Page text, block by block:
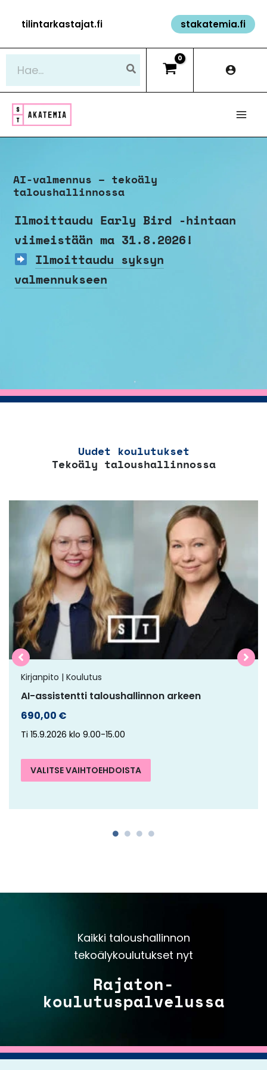
sisältöön
tilintarkastajat.fi stakatemia.fi
AI-valmennus – tekoäly
taloushallinnossa
Ilmoittaudu Early Bird -hintaan
viimeistään ma 31.8.2026!
Ilmoittaudu syksyn
valmennukseen
Uudet koulutukset
Tekoäly taloushallinnossa
Kirjanpito | Koulutus
AI-assistentti taloushallinnon arkeen
690,00 €
Ti 15.9.2026 klo 9.00-15.00
VALITSE VAIHTOEHDOISTA
tuotteella
useampi
muunnelma.
Voit
tehdä
valinnat
tuotteen
sivulla.
Kaikki taloushallinnon
tekoälykoulutukset nyt
Rajaton-
koulutuspalvelussa